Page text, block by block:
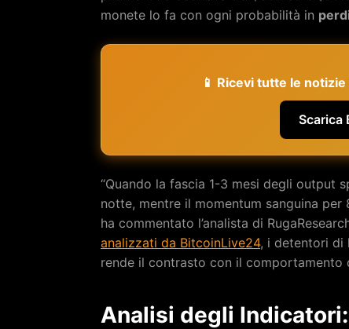
monete lo fa con ogni probabilità in
📱 Ricevi tutte le
Scarica
“Quando la fascia 1-3 mesi degli output
notte, mentre il momentum sanguina
ha commentato l’analista di
analizzati da BitcoinLive24, i detentori di
rende il contrasto con il comportamento
Analisi degli